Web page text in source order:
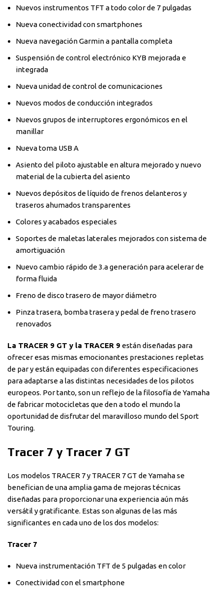
Nuevos instrumentos TFT a todo color de 7 pulgadas
Nueva conectividad con smartphones
Nueva navegación Garmin a pantalla completa
Suspensión de control electrónico KYB mejorada e
integrada
Nueva unidad de control de comunicaciones
Nuevos modos de conducción integrados
Nuevos grupos de interruptores ergonómicos en el
manillar
Nueva toma USB A
Asiento del piloto ajustable en altura mejorado y nuevo
material de la cubierta del asiento
Nuevos depósitos de líquido de frenos delanteros y
traseros ahumados transparentes
Colores y acabados especiales
Soportes de maletas laterales mejorados con sistema de
amortiguación
Nuevo cambio rápido de 3.a generación para acelerar de
forma fluida
Freno de disco trasero de mayor diámetro
Pinza trasera, bomba trasera y pedal de freno trasero
renovados
La TRACER 9 GT y la TRACER 9 están diseñadas para
ofrecer esas mismas emocionantes prestaciones repletas
de par y están equipadas con diferentes especificaciones
para adaptarse a las distintas necesidades de los pilotos
europeos. Por tanto, son un reflejo de la filosofía de Yamaha
de fabricar motocicletas que den a todo el mundo la
oportunidad de disfrutar del maravilloso mundo del Sport
Touring.
Tracer 7 y Tracer 7 GT
Los modelos TRACER 7 y TRACER 7 GT de Yamaha se
benefician de una amplia gama de mejoras técnicas
diseñadas para proporcionar una experiencia aún más
versátil y gratificante. Estas son algunas de las más
significantes en cada uno de los dos modelos:
Tracer 7
Nueva instrumentación TFT de 5 pulgadas en color
Conectividad con el smartphone